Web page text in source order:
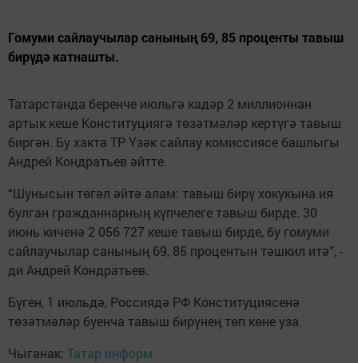
Гомуми сайлаучылар санының 69, 85 проценты тавыш
бирүдә катнашты.
Татарстанда беренче июльгә кадәр 2 миллионнан
артык кеше Конституциягә төзәтмәләр кертүгә тавыш
биргән. Бу хакта ТР Үзәк сайлау комиссиясе башлыгы
Андрей Кондратьев әйтте.
“Шунысын төгәл әйтә алам: тавыш бирү хокукына ия
булган гражданнарның күпчелеге тавыш бирде. 30
июнь киченә 2 056 727 кеше тавыш бирде, бу гомуми
сайлаучылар санының 69, 85 процентын тәшкил итә”, -
ди Андрей Кондратьев.
Бүген, 1 июльдә, Россиядә РФ Конституциясенә
төзәтмәләр буенча тавыш бирүнең төп көне уза.
Чыганак: Татар информ